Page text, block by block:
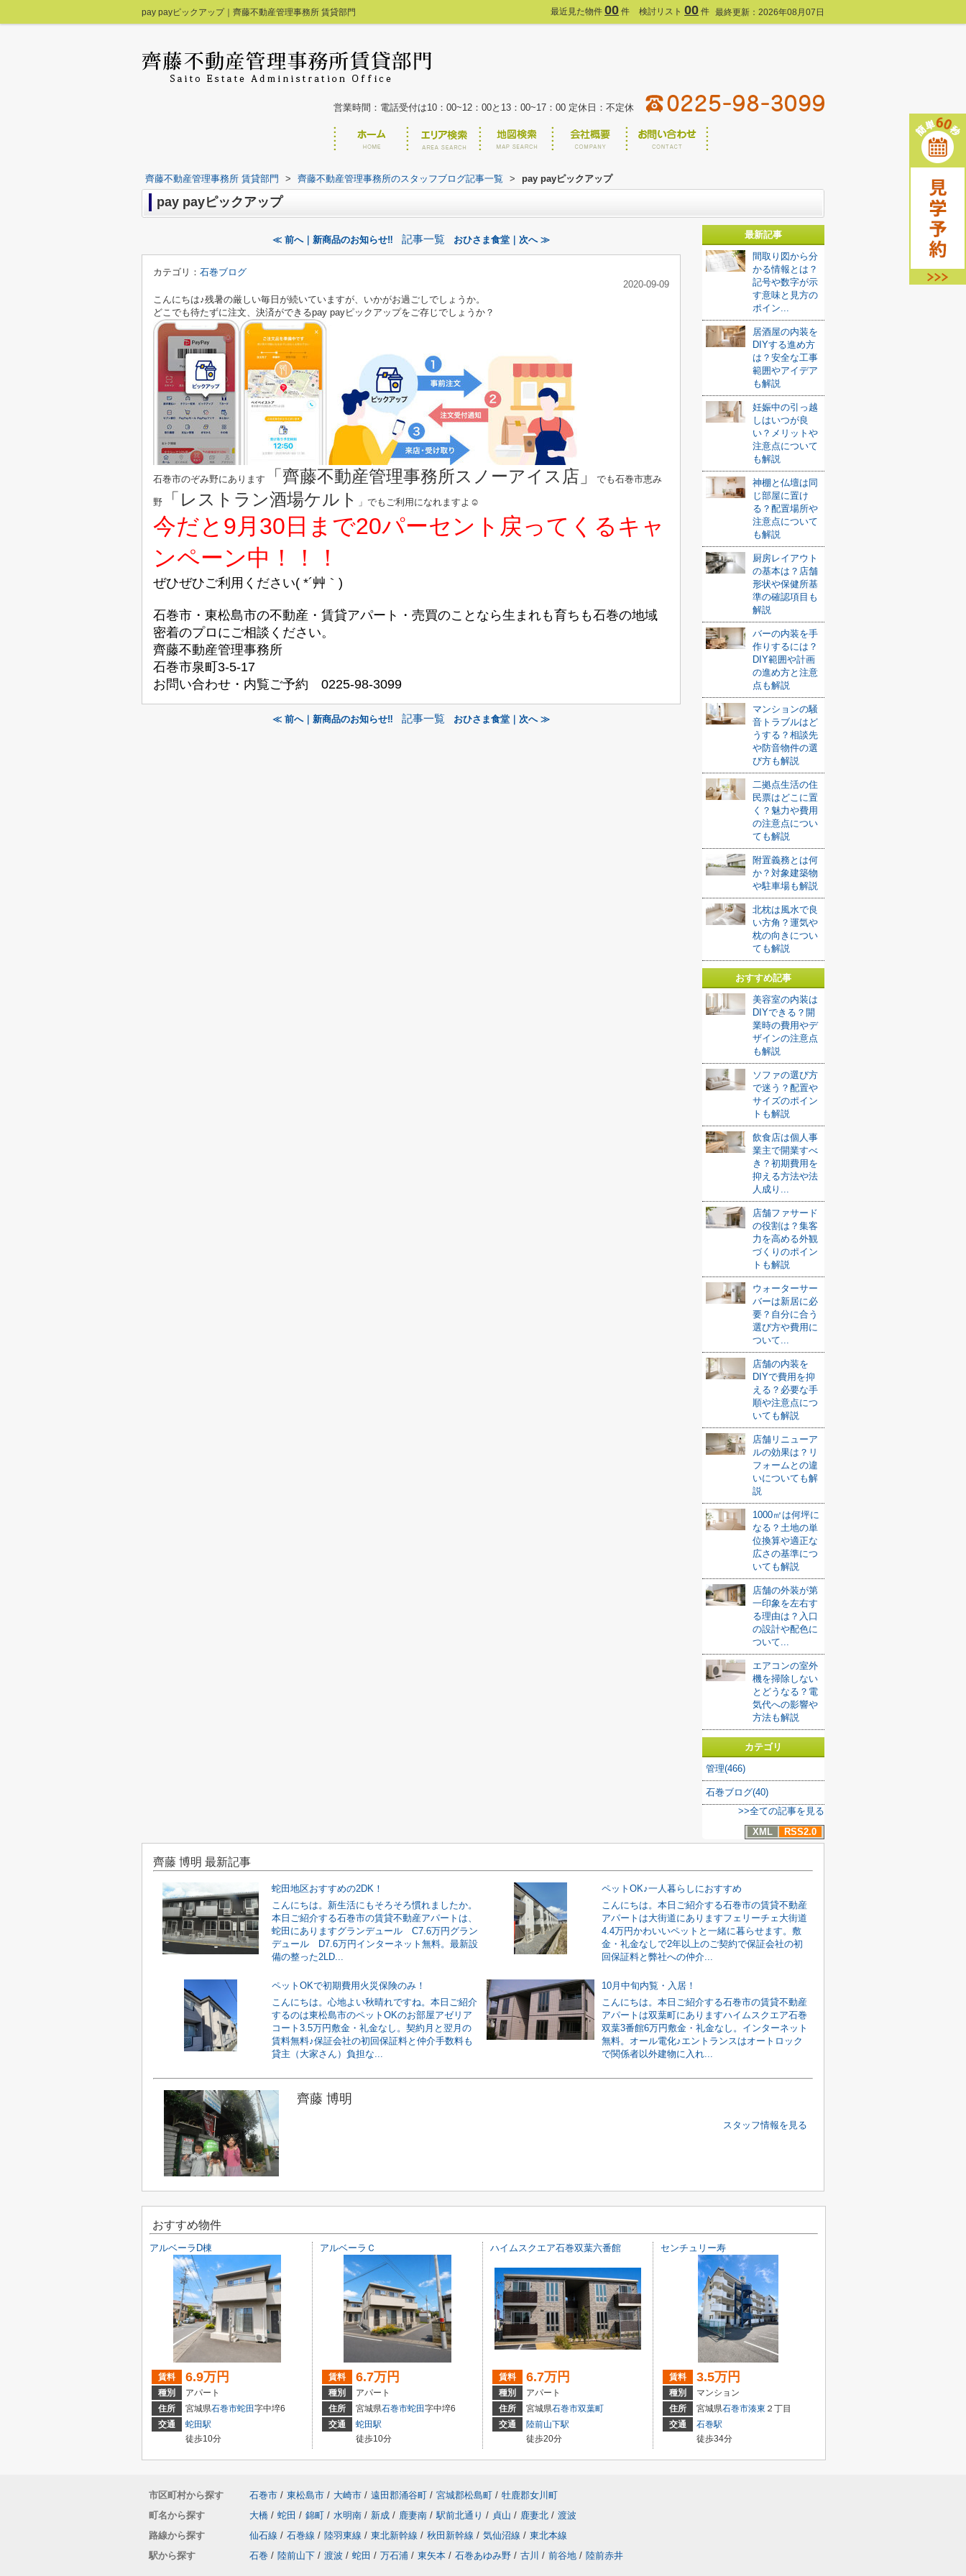
pay payピックアップ｜齊藤不動産管理事務所 賃貸部門 最近見た物件 00 件 検討リスト 00 件 最終更新：2026年08月07日
営業時間：電話受付は10：00~12：00と13：00~17：00 定休日：不定休
齊藤不動産管理事務所 賃貸部門 > 齊藤不動産管理事務所のスタッフブログ記事一覧 > pay payピックアップ
pay payピックアップ
≪ 前へ｜新商品のお知らせ‼ 記事一覧 おひさま食堂｜次へ ≫
カテゴリ： 石巻ブログ
2020-09-09
こんにちは♪残暑の厳しい毎日が続いていますが、いかがお過ごしでしょうか。
どこでも待たずに注文、決済ができるpay payピックアップをご存じでしょうか？
石巻市のぞみ野にあります 「齊藤不動産管理事務所スノーアイス店」 でも石巻市恵み
野 「レストラン酒場ケルト 」でもご利用になれますよ☺
今だと9月30日まで20パーセント戻ってくるキャ
ンペーン中！！！
ぜひぜひご利用ください( *´艸｀)
石巻市・東松島市の不動産・賃貸アパート・売買のことなら生まれも育ちも石巻の地域
密着のプロにご相談ください。
齊藤不動産管理事務所
石巻市泉町3-5-17
お問い合わせ・内覧ご予約 0225-98-3099
≪ 前へ｜新商品のお知らせ‼ 記事一覧 おひさま食堂｜次へ ≫
最新記事
間取り図から分
かる情報とは？
記号や数字が示
す意味と見方の
ポイン...
居酒屋の内装を
DIYする進め方
は？安全な工事
範囲やアイデア
も解説
妊娠中の引っ越
しはいつが良
い？メリットや
注意点について
も解説
神棚と仏壇は同
じ部屋に置け
る？配置場所や
注意点について
も解説
厨房レイアウト
の基本は？店舗
形状や保健所基
準の確認項目も
解説
バーの内装を手
作りするには？
DIY範囲や計画
の進め方と注意
点も解説
マンションの騒
音トラブルはど
うする？相談先
や防音物件の選
び方も解説
二拠点生活の住
民票はどこに置
く？魅力や費用
の注意点につい
ても解説
附置義務とは何
か？対象建築物
や駐車場も解説
北枕は風水で良
い方角？運気や
枕の向きについ
ても解説
おすすめ記事
美容室の内装は
DIYできる？開
業時の費用やデ
ザインの注意点
も解説
ソファの選び方
で迷う？配置や
サイズのポイン
トも解説
飲食店は個人事
業主で開業すべ
き？初期費用を
抑える方法や法
人成り...
店舗ファサード
の役割は？集客
力を高める外観
づくりのポイン
トも解説
ウォーターサー
バーは新居に必
要？自分に合う
選び方や費用に
ついて...
店舗の内装を
DIYで費用を抑
える？必要な手
順や注意点につ
いても解説
店舗リニューア
ルの効果は？リ
フォームとの違
いについても解
説
1000㎡は何坪に
なる？土地の単
位換算や適正な
広さの基準につ
いても解説
店舗の外装が第
一印象を左右す
る理由は？入口
の設計や配色に
ついて...
エアコンの室外
機を掃除しない
とどうなる？電
気代への影響や
方法も解説
カテゴリ
管理(466)
石巻ブログ(40)
>>全ての記事を見る
XML
RSS2.0
齊藤 博明 最新記事
蛇田地区おすすめの2DK！
こんにちは。新生活にもそろそろ慣れましたか。
本日ご紹介する石巻市の賃貸不動産アパートは、
蛇田にありますグランデュール C7.6万円グラン
デュール D7.6万円インターネット無料。最新設
備の整った2LD...
ペットOK♪一人暮らしにおすすめ
こんにちは。本日ご紹介する石巻市の賃貸不動産
アパートは大街道にありますフェリーチェ大街道
4.4万円かわいいペットと一緒に暮らせます。敷
金・礼金なしで2年以上のご契約で保証会社の初
回保証料と弊社への仲介...
ペットOKで初期費用火災保険のみ！
こんにちは。心地よい秋晴れですね。本日ご紹介
するのは東松島市のペットOKのお部屋アゼリア
コート3.5万円敷金・礼金なし。契約月と翌月の
賃料無料♪保証会社の初回保証料と仲介手数料も
貸主（大家さん）負担な...
10月中旬内覧・入居！
こんにちは。本日ご紹介する石巻市の賃貸不動産
アパートは双葉町にありますハイムスクエア石巻
双葉3番館6万円敷金・礼金なし。インターネット
無料。オール電化♪エントランスはオートロック
で関係者以外建物に入れ...
齊藤 博明
スタッフ情報を見る
おすすめ物件
アルベーラD棟
賃料 6.9万円
種別
アパート
住所
宮城県石巻市蛇田字中埣6
交通
蛇田駅
徒歩10分
アルベーラＣ
賃料 6.7万円
種別
アパート
住所
宮城県石巻市蛇田字中埣6
交通
蛇田駅
徒歩10分
ハイムスクエア石巻双葉六番館
賃料 6.7万円
種別
アパート
住所
宮城県石巻市双葉町
交通
陸前山下駅
徒歩20分
センチュリー寿
賃料 3.5万円
種別
マンション
住所
宮城県石巻市湊東 ２丁目
交通
石巻駅
徒歩34分
市区町村から探す 石巻市 / 東松島市 / 大崎市 / 遠田郡涌谷町 / 宮城郡松島町 / 牡鹿郡女川町
町名から探す
大橋 / 蛇田 / 錦町 / 水明南 / 新成 / 鹿妻南 / 駅前北通り / 貞山 / 鹿妻北 / 渡波
路線から探す
仙石線 / 石巻線 / 陸羽東線 / 東北新幹線 / 秋田新幹線 / 気仙沼線 / 東北本線
駅から探す
石巻 / 陸前山下 / 渡波 / 蛇田 / 万石浦 / 東矢本 / 石巻あゆみ野 / 古川 / 前谷地 / 陸前赤井